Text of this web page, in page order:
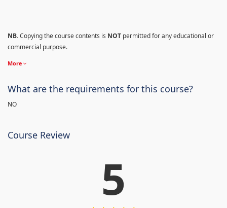
NB.Copying the course contents is NOT permitted for any educational or
commercial purpose.
More
What are the requirements for this course?
NO
Course Review
5